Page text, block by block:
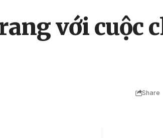
với cuộc
Share